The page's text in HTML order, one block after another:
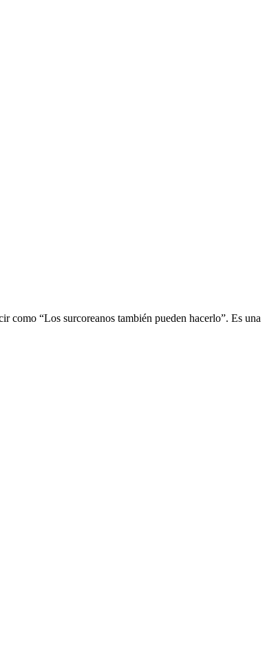
como “Los surcoreanos también pueden hacerlo”. Es una